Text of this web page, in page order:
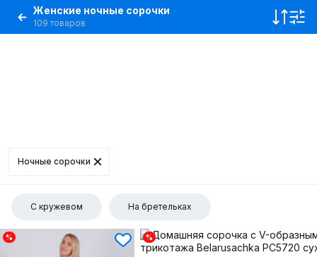
Женские ночные сорочки
109 товаров
Ночные сорочки
С кружевом На бретельках
% %